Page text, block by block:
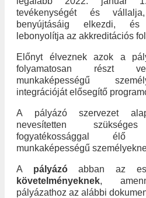
tevékenységét és
benyújtásáig elkezdi, és
lebonyolítja az akkreditációs
Előnyt élveznek azok a
folyamatosan részt
munkaképességű
integrációját elősegítő
A pályázó szervezet
nevesítetten
fogyatékossággal élő
munkaképességű
A pályázóabban az
követelményeknek,
pályázathoz az alábbi